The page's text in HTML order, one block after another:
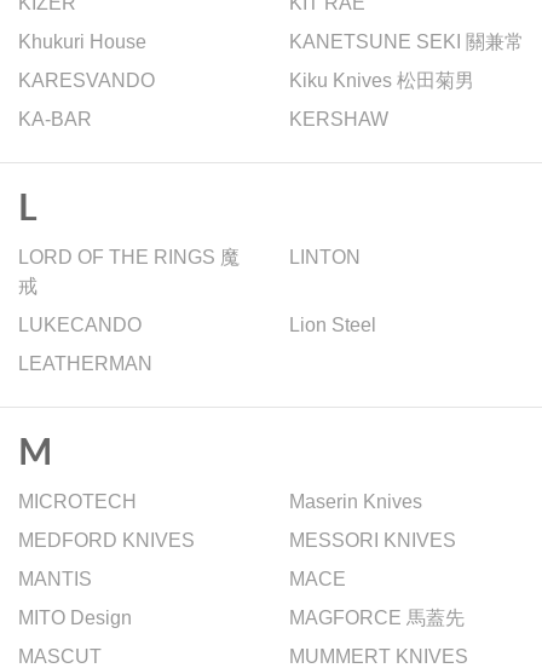
Khukuri House
KANETSUNE SEKI 關兼常
KARESVANDO
Kiku Knives 松田菊男
KA-BAR
KERSHAW
L
LORD OF THE RINGS 魔
戒
LINTON
LUKECANDO
Lion Steel
LEATHERMAN
M
MICROTECH
Maserin Knives
MEDFORD KNIVES
MESSORI KNIVES
MANTIS
MACE
MITO Design
MAGFORCE 馬蓋先
MASCUT
MUMMERT KNIVES